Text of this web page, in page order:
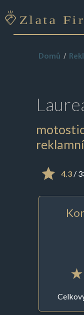
Domů
4.3/